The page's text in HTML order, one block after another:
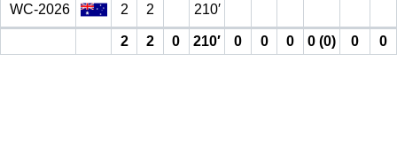
WC-2026 2 2 210′
2 2 0 210′ 0 0 0 0 (0) 0 0